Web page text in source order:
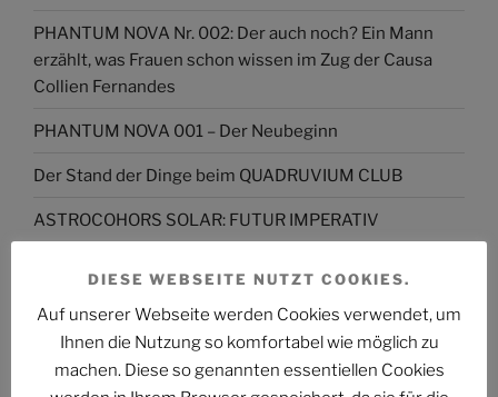
PHANTUM NOVA Nr. 002: Der auch noch? Ein Mann
erzählt, was Frauen schon wissen im Zug der Causa
Collien Fernandes
PHANTUM NOVA 001 – Der Neubeginn
Der Stand der Dinge beim QUADRUVIUM CLUB
ASTROCOHORS SOLAR: FUTUR IMPERATIV
und darüber hinaus…
Abmahnung gegen BKM: Buchhandlung geht rechtlich
gegen Interview-Äußerungen des
Kulturstaatsministers vor
DIESE WEBSEITE NUTZT COOKIES.
Auf unserer Webseite werden Cookies verwendet, um
Ihnen die Nutzung so komfortabel wie möglich zu
machen. Diese so genannten essentiellen Cookies